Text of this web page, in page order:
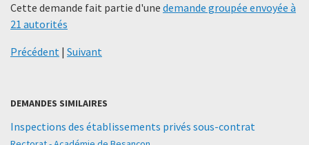
Cette demande fait partie d'une demande groupée envoyée à
21 autorités
Précédent | Suivant
DEMANDES SIMILAIRES
Inspections des établissements privés sous-contrat